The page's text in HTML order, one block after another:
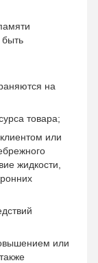
быть
на
товара;
или
жидкости,
или